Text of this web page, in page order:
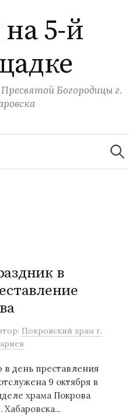
5-й
Богородицы г.
Найти:
в
Покровский храм г.
день преставления
9 октября в
храма Покрова